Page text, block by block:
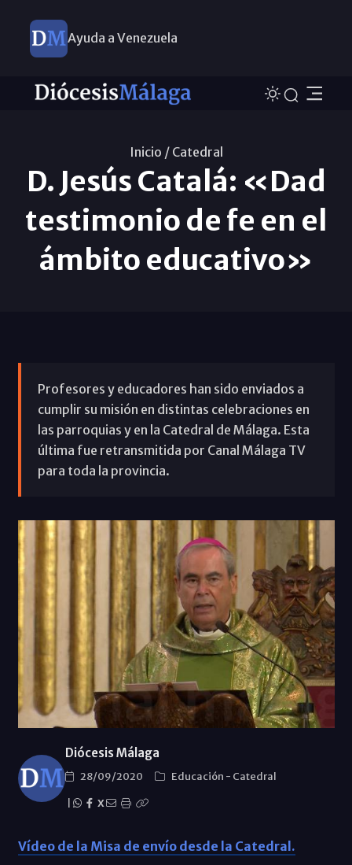
Ayuda a Venezuela
Inicio / Catedral
D. Jesús Catalá: «Dad
testimonio de fe en el
ámbito educativo»
Profesores y educadores han sido enviados a
cumplir su misión en distintas celebraciones en
las parroquias y en la Catedral de Málaga. Esta
última fue retransmitida por Canal Málaga TV
para toda la provincia.
Diócesis Málaga
28/09/2020 Educación - Catedral
X
Vídeo de la Misa de envío desde la Catedral.